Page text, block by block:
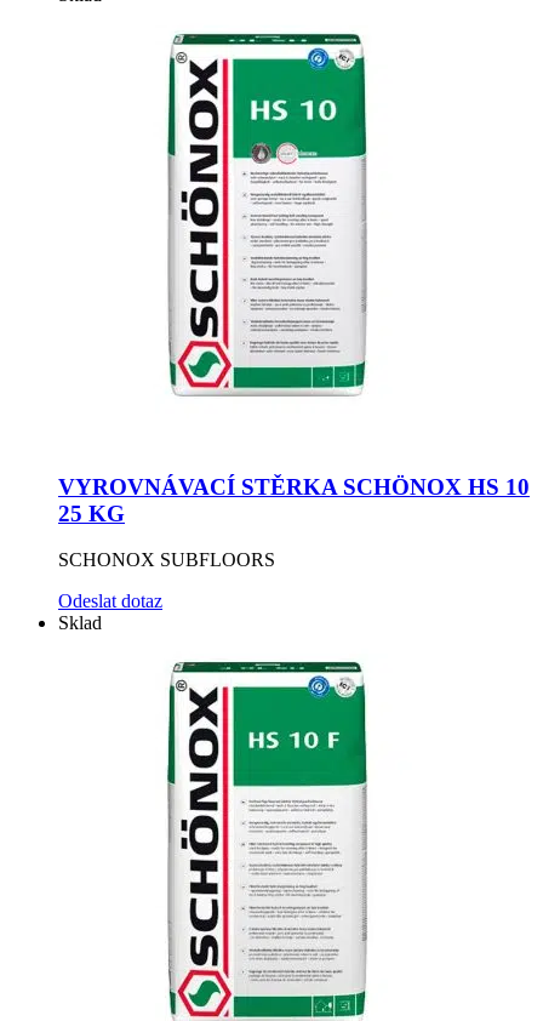
VYROVNÁVACÍ STĚRKA SCHÖNOX HS 10
25 KG
SCHONOX SUBFLOORS
Odeslat dotaz
Sklad